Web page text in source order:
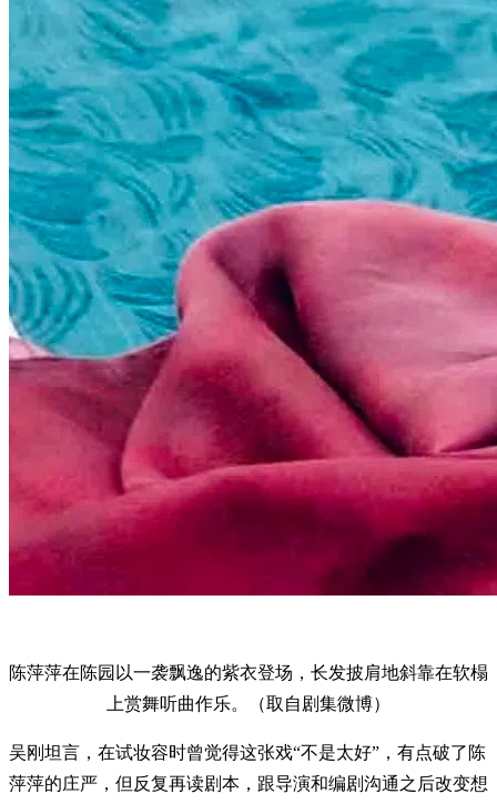
陈萍萍在陈园以一袭飘逸的紫衣登场，长发披肩地斜靠在软榻
上赏舞听曲作乐。（取自剧集微博）
吴刚坦言，在试妆容时曾觉得这张戏“不是太好”，有点破了陈
萍萍的庄严，但反复再读剧本，跟导演和编剧沟通之后改变想